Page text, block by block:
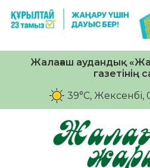
Жалағаш аудандық
газетінің
39°C, Жексенбі,